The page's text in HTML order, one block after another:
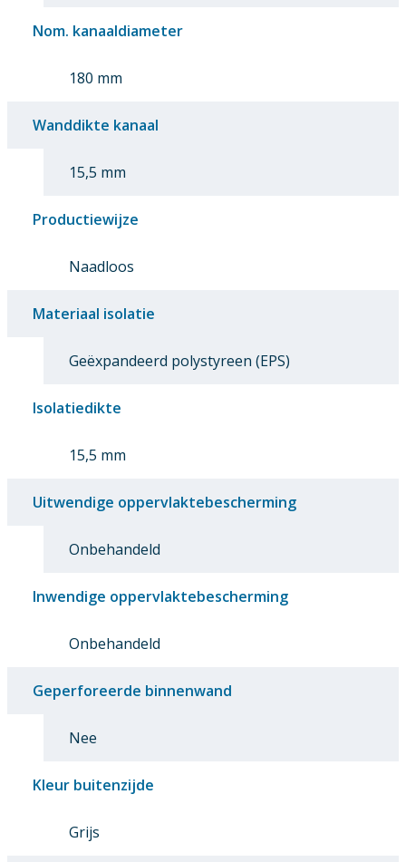
Nom. kanaaldiameter
180 mm
Wanddikte kanaal
15,5 mm
Productiewijze
Naadloos
Materiaal isolatie
Geëxpandeerd polystyreen (EPS)
Isolatiedikte
15,5 mm
Uitwendige oppervlaktebescherming
Onbehandeld
Inwendige oppervlaktebescherming
Onbehandeld
Geperforeerde binnenwand
Nee
Kleur buitenzijde
Grijs